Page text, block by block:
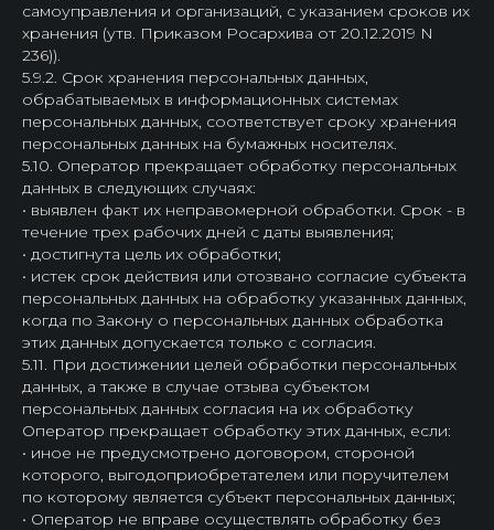
самоуправления и организаций, с указанием сроков их
хранения (утв. Приказом Росархива от 20.12.2019 N
236)).
5.9.2. Срок хранения персональных данных,
обрабатываемых в информационных системах
персональных данных, соответствует сроку хранения
персональных данных на бумажных носителях.
5.10. Оператор прекращает обработку персональных
данных в следующих случаях:
• выявлен факт их неправомерной обработки. Срок - в
течение трех рабочих дней с даты выявления;
• достигнута цель их обработки;
• истек срок действия или отозвано согласие субъекта
персональных данных на обработку указанных данных,
когда по Закону о персональных данных обработка
этих данных допускается только с согласия.
5.11. При достижении целей обработки персональных
данных, а также в случае отзыва субъектом
персональных данных согласия на их обработку
Оператор прекращает обработку этих данных, если:
• иное не предусмотрено договором, стороной
которого, выгодоприобретателем или поручителем
по которому является субъект персональных данных;
• Оператор не вправе осуществлять обработку без